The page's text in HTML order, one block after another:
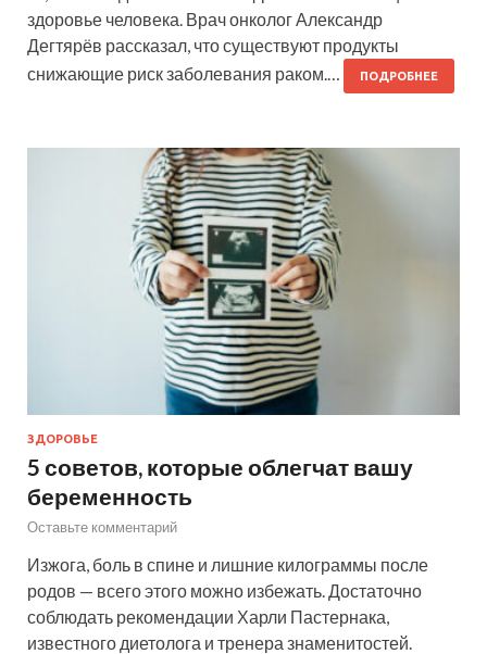
здоровье человека. Врач онколог Александр
Дегтярёв рассказал, что существуют продукты
снижающие риск заболевания раком.…
ПОДРОБНЕЕ
ЗДОРОВЬЕ
5 советов, которые облегчат вашу
беременность
Оставьте комментарий
Изжога, боль в спине и лишние килограммы после
родов — всего этого можно избежать. Достаточно
соблюдать рекомендации Харли Пастернака,
известного диетолога и тренера знаменитостей.